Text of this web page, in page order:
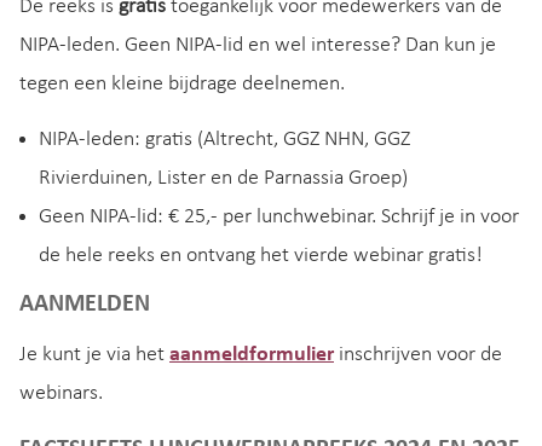
De reeks is gratis toegankelijk voor medewerkers van de
NIPA-leden. Geen NIPA-lid en wel interesse? Dan kun je
tegen een kleine bijdrage deelnemen.
NIPA-leden: gratis (Altrecht, GGZ NHN, GGZ
Rivierduinen, Lister en de Parnassia Groep)
Geen NIPA-lid: € 25,- per lunchwebinar. Schrijf je in voor
de hele reeks en ontvang het vierde webinar gratis!
AANMELDEN
Je kunt je via het aanmeldformulierinschrijven voor de
webinars.